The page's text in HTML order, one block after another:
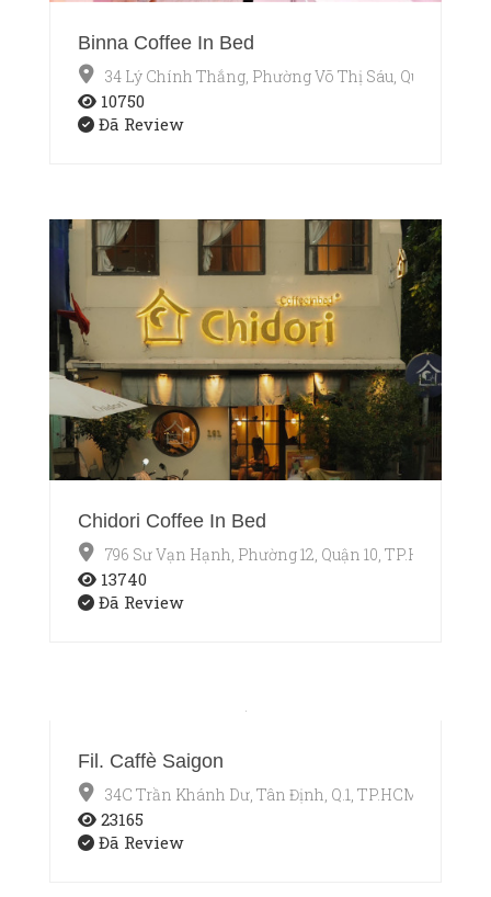
Binna Coffee In Bed
34 Lý Chính Thắng, Phường Võ Thị Sáu, Quận 3, Hồ
10750
Đã Review
Chidori Coffee In Bed
796 Sư Vạn Hạnh, Phường 12, Quận 10, TP.HCM
13740
Đã Review
Fil. Caffè Saigon
34C Trần Khánh Dư, Tân Định, Q.1, TP.HCM
23165
Đã Review